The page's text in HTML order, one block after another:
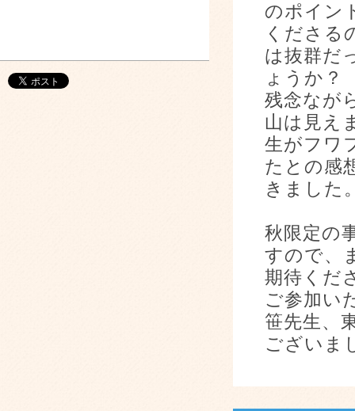
のポイン
くださる
は抜群だ
ょうか？
残念なが
山は見え
生がフワ
たとの感
きました
秋限定の
すので、
期待くだ
ご参加い
笹先生、
ございま